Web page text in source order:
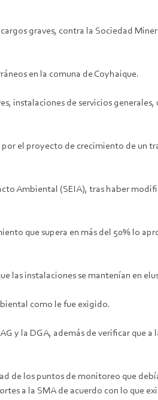
graves, contra la Sociedad
en la comuna de Coyhaique.
instalaciones de servicios generales,
por el proyecto de crecimiento de un
Ambiental (SEIA), tras haber
que supera en más del 50% lo
las instalaciones se mantenían en
como le fue exigido.
y la DGA, además de verificar que a
de los puntos de monitoreo que
a la SMA de acuerdo con lo que